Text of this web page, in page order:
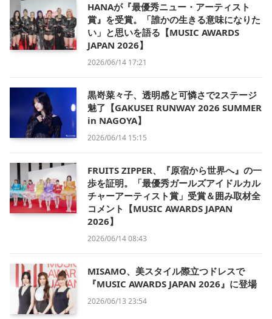
HANAが『最優秀ニュー・アーティスト
賞』を受賞。「誰かの生きる意味になりた
い」と思いを語る【MUSIC AWARDS
JAPAN 2026】
2026/06/14 17:21
黒嵜菜々子、透明感と可憐さで2ステージ
魅了【GAKUSEI RUNWAY 2026 SUMMER
in NAGOYA】
2026/06/14 15:15
FRUITS ZIPPER、『原宿から世界へ』の一
歩を証明。「最優秀ガールズアイドルカル
チャーアーティスト賞」受賞＆囲み取材全
コメント【MUSIC AWARDS JAPAN
2026】
2026/06/14 08:43
MISAMO、美スタイル際立つドレスで
『MUSIC AWARDS JAPAN 2026』に登場
2026/06/13 23:54